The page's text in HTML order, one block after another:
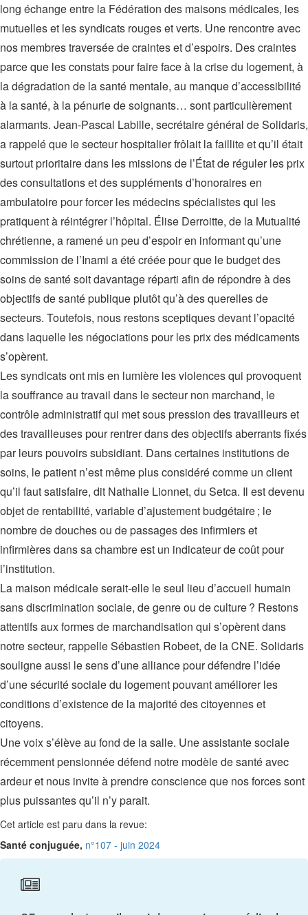
long échange entre la Fédération des maisons médicales, les
mutuelles et les syndicats rouges et verts. Une rencontre avec
nos membres traversée de craintes et d’espoirs. Des craintes
parce que les constats pour faire face à la crise du logement, à
la dégradation de la santé mentale, au manque d’accessibilité
à la santé, à la pénurie de soignants… sont particulièrement
alarmants. Jean-Pascal Labille, secrétaire général de Solidaris,
a rappelé que le secteur hospitalier frôlait la faillite et qu’il était
surtout prioritaire dans les missions de l’État de réguler les prix
des consultations et des suppléments d’honoraires en
ambulatoire pour forcer les médecins spécialistes qui les
pratiquent à réintégrer l’hôpital. Élise Derroitte, de la Mutualité
chrétienne, a ramené un peu d’espoir en informant qu’une
commission de l’Inami a été créée pour que le budget des
soins de santé soit davantage réparti afin de répondre à des
objectifs de santé publique plutôt qu’à des querelles de
secteurs. Toutefois, nous restons sceptiques devant l’opacité
dans laquelle les négociations pour les prix des médicaments
s’opèrent.
Les syndicats ont mis en lumière les violences qui provoquent
la souffrance au travail dans le secteur non marchand, le
contrôle administratif qui met sous pression des travailleurs et
des travailleuses pour rentrer dans des objectifs aberrants fixés
par leurs pouvoirs subsidiant. Dans certaines institutions de
soins, le patient n’est même plus considéré comme un client
qu’il faut satisfaire, dit Nathalie Lionnet, du Setca. Il est devenu
objet de rentabilité, variable d’ajustement budgétaire ; le
nombre de douches ou de passages des infirmiers et
infirmières dans sa chambre est un indicateur de coût pour
l’institution.
La maison médicale serait-elle le seul lieu d’accueil humain
sans discrimination sociale, de genre ou de culture ? Restons
attentifs aux formes de marchandisation qui s’opèrent dans
notre secteur, rappelle Sébastien Robeet, de la CNE. Solidaris
souligne aussi le sens d’une alliance pour défendre l’idée
d’une sécurité sociale du logement pouvant améliorer les
conditions d’existence de la majorité des citoyennes et
citoyens.
Une voix s’élève au fond de la salle. Une assistante sociale
récemment pensionnée défend notre modèle de santé avec
ardeur et nous invite à prendre conscience que nos forces sont
plus puissantes qu’il n’y parait.
Cet article est paru dans la revue:
Santé conjuguée, n°107 - juin 2024